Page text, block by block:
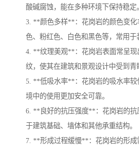
酸碱腐蚀，能在多种环境下保持稳定。
3. **颜色多样**：花岗岩的颜色变化
色、粉红色、白色和黑色等，常用于
4. **纹理美观**：花岗岩表面常呈现
纹，使其在建筑和景观设计中受到青
5. **低吸水率**：花岗岩的吸水率较
境中的使用更加安全可靠。
6. **良好的抗压强度**：花岗岩的抗
于建筑基础、墙体和其他承重结构。
7. **形成过程缓慢**：花岗岩的形成